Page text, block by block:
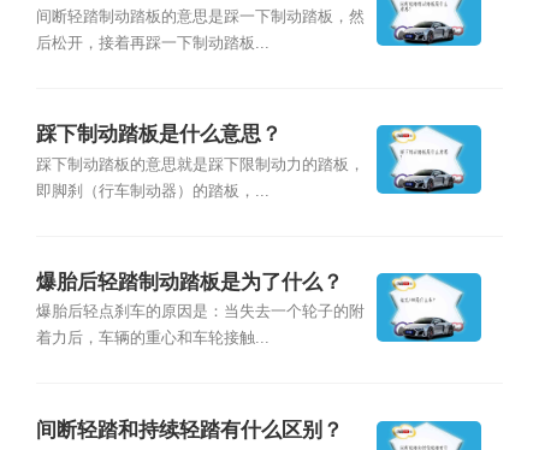
间断轻踏制动踏板的意思是踩一下制动踏板，然
后松开，接着再踩一下制动踏板...
踩下制动踏板是什么意思？
踩下制动踏板的意思就是踩下限制动力的踏板，
即脚刹（行车制动器）的踏板，...
爆胎后轻踏制动踏板是为了什么？
爆胎后轻点刹车的原因是：当失去一个轮子的附
着力后，车辆的重心和车轮接触...
间断轻踏和持续轻踏有什么区别？